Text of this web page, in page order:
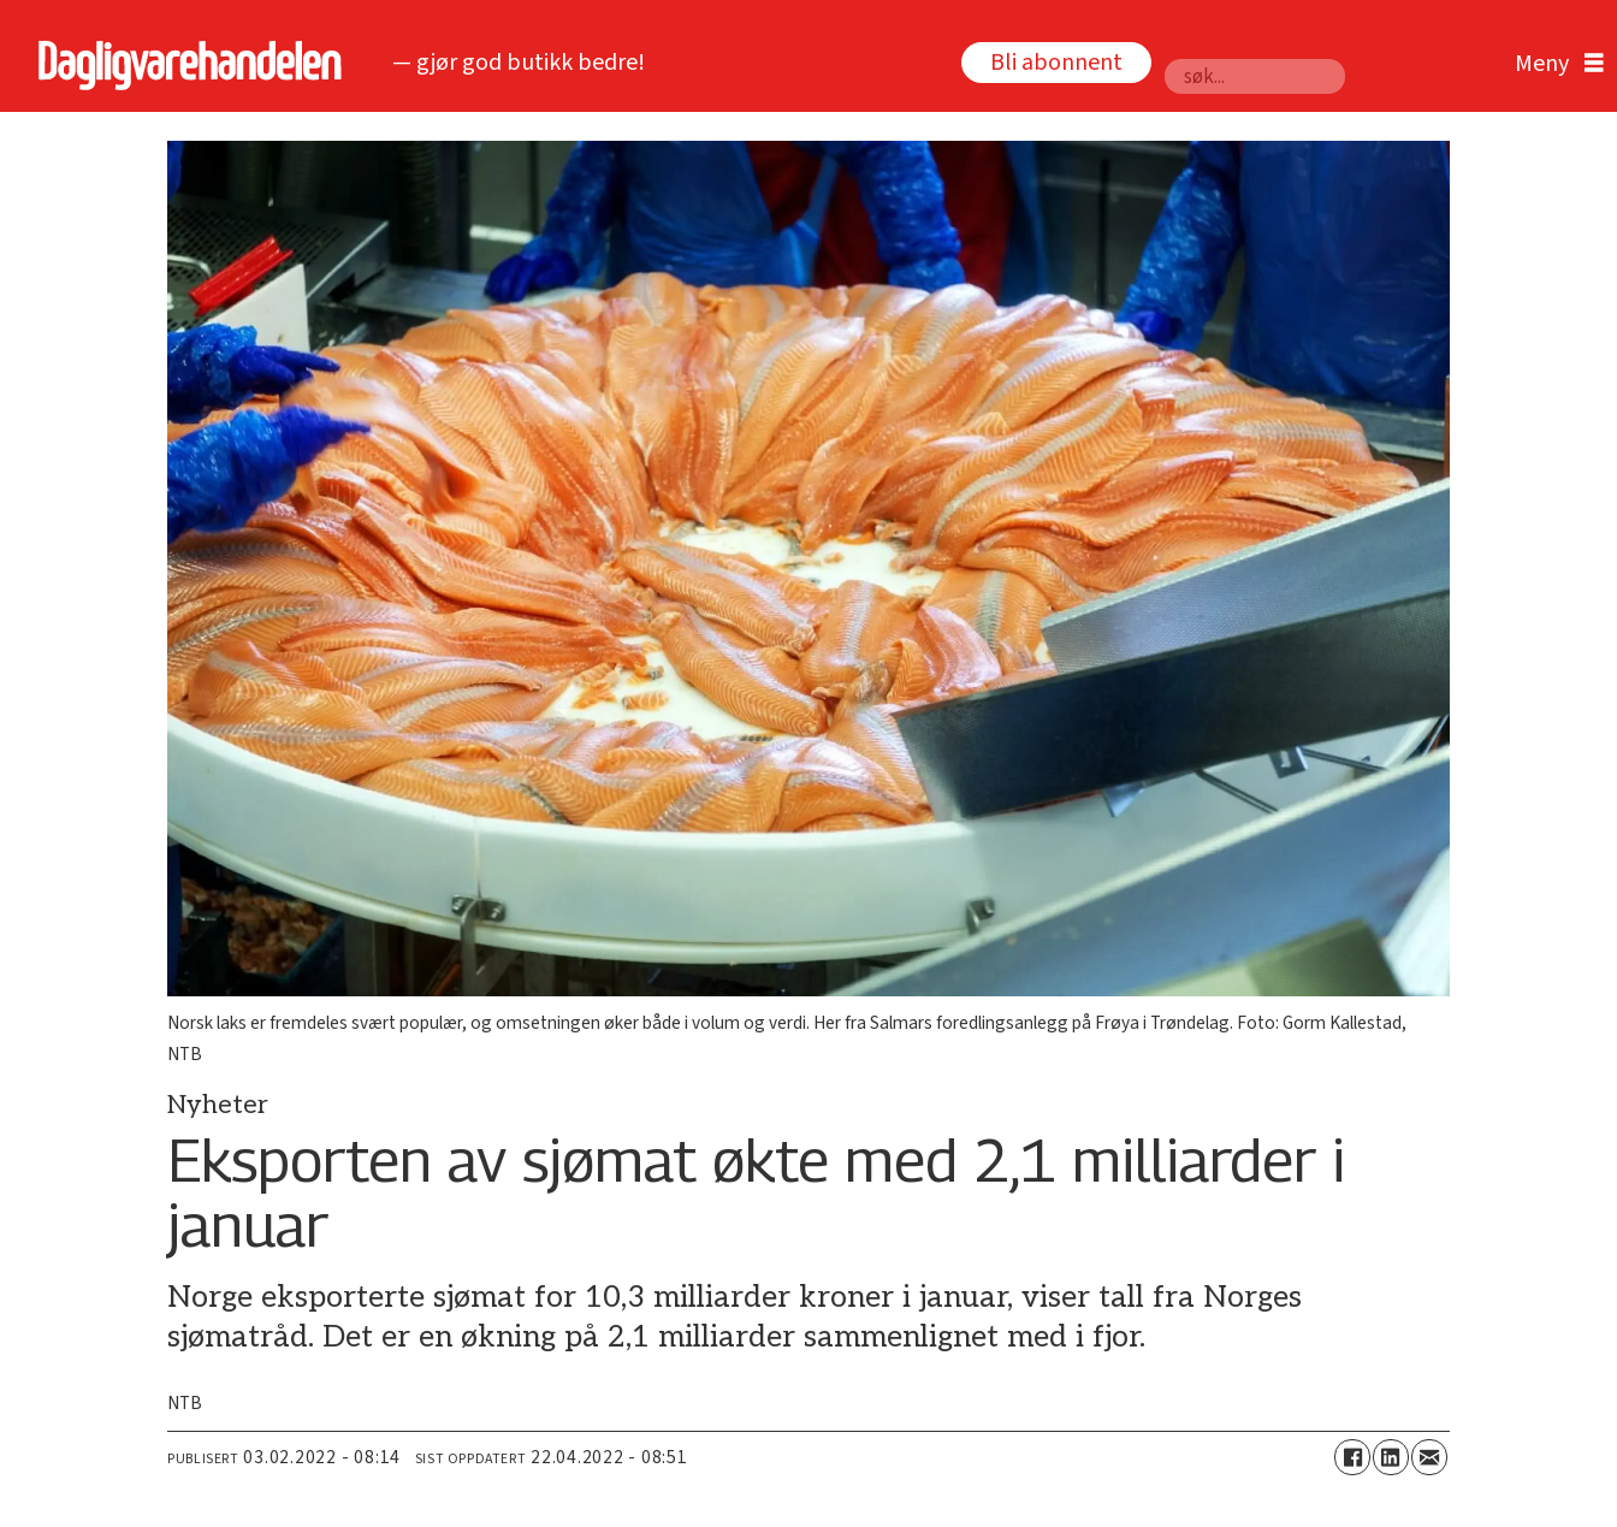
— gjør god butikk bedre! Bli abonnent
Søk
Norsk laks er fremdeles svært populær, og omsetningen øker både i volum og verdi. Her fra Salmars foredlingsanlegg på Frøya i Trøndelag. Foto: Gorm Kallestad,
NTB
Nyheter
Eksporten av sjømat økte med 2,1 milliarder i
januar
Norge eksporterte sjømat for 10,3 milliarder kroner i januar, viser tall fra Norges
sjømatråd. Det er en økning på 2,1 milliarder sammenlignet med i fjor.
NTB
PUBLISERT 03.02.2022 - 08:14 SIST OPPDATERT 22.04.2022 - 08:51